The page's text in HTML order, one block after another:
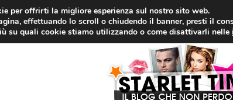
per offrirti la migliore esperienza sul nostro sito web.
effettuando lo scroll o chiudendo il banner, presti il
su quali cookie stiamo utilizzando o come disattivarli nelle